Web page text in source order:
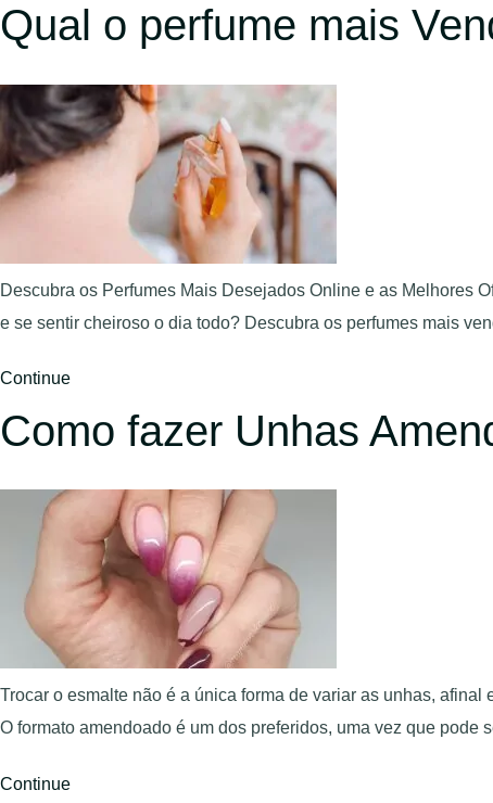
Qual o perfume mais
Descubra os Perfumes Mais Desejados Online e as Melhores
e se sentir cheiroso o dia todo? Descubra os perfumes mais
Continue
Como fazer Unhas
Trocar o esmalte não é a única forma de variar as unhas,
O formato amendoado é um dos preferidos, uma vez que pode
Continue